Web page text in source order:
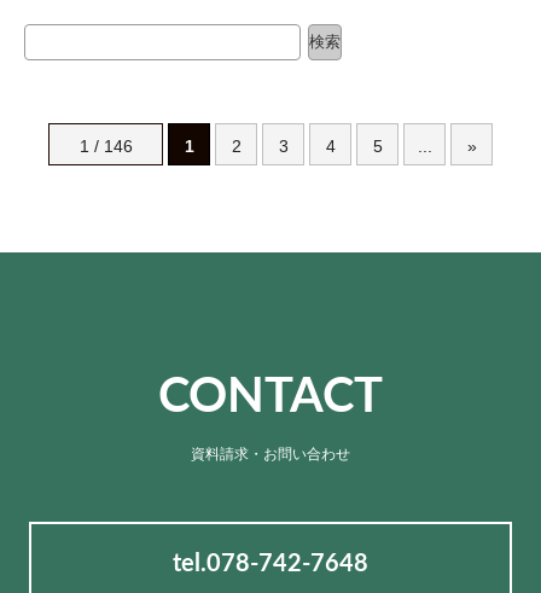
検索
検索
1 / 146 1 2 3 4 5 »
CONTACT
資料請求・お問い合わせ
tel.078-742-7648